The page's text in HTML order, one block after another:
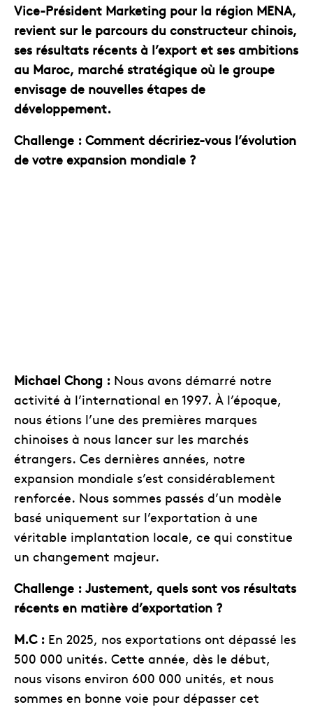
Vice-Président Marketing pour la région MENA,
revient sur le parcours du constructeur chinois,
ses résultats récents à l’export et ses ambitions
au Maroc, marché stratégique où le groupe
envisage de nouvelles étapes de
développement.
Challenge : Comment décririez-vous l’évolution
de votre expansion mondiale ?
Michael Chong : Nous avons démarré notre
activité à l’international en 1997. À l’époque,
nous étions l’une des premières marques
chinoises à nous lancer sur les marchés
étrangers. Ces dernières années, notre
expansion mondiale s’est considérablement
renforcée. Nous sommes passés d’un modèle
basé uniquement sur l’exportation à une
véritable implantation locale, ce qui constitue
un changement majeur.
Challenge : Justement, quels sont vos résultats
récents en matière d’exportation ?
M.C : En 2025, nos exportations ont dépassé les
500 000 unités. Cette année, dès le début,
nous visons environ 600 000 unités, et nous
sommes en bonne voie pour dépasser cet